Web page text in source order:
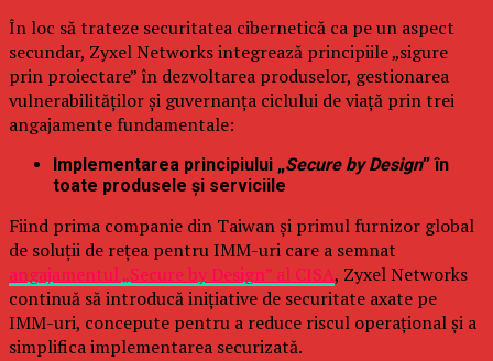
În loc să trateze securitatea cibernetică ca pe un aspect
secundar, Zyxel Networks integrează principiile „sigure
prin proiectare” în dezvoltarea produselor, gestionarea
vulnerabilităților și guvernanța ciclului de viață prin trei
angajamente fundamentale:
Implementarea principiului „Secure by Design” în
toate produsele și serviciile
Fiind prima companie din Taiwan și primul furnizor global
de soluții de rețea pentru IMM-uri care a semnat
angajamentul „Secure by Design” al CISA, Zyxel Networks
continuă să introducă inițiative de securitate axate pe
IMM-uri, concepute pentru a reduce riscul operațional și a
simplifica implementarea securizată.